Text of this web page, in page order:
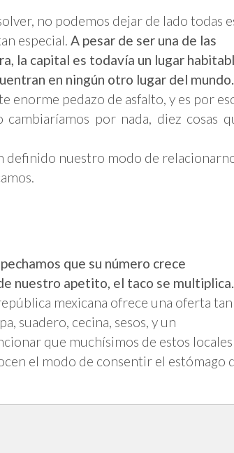
no podemos dejar de lado todas
especial. A pesar de ser una de las
la capital es todavía un lugar
en ningún otro lugar del mundo.
enorme pedazo de asfalto, y es por
por nada, diez cosas
definido nuestro modo de
que su número crece
nuestro apetito, el taco se multiplica.
mexicana ofrece una oferta tan
suadero, cecina, sesos, y un
que muchísimos de estos locales
el modo de consentir el estómago